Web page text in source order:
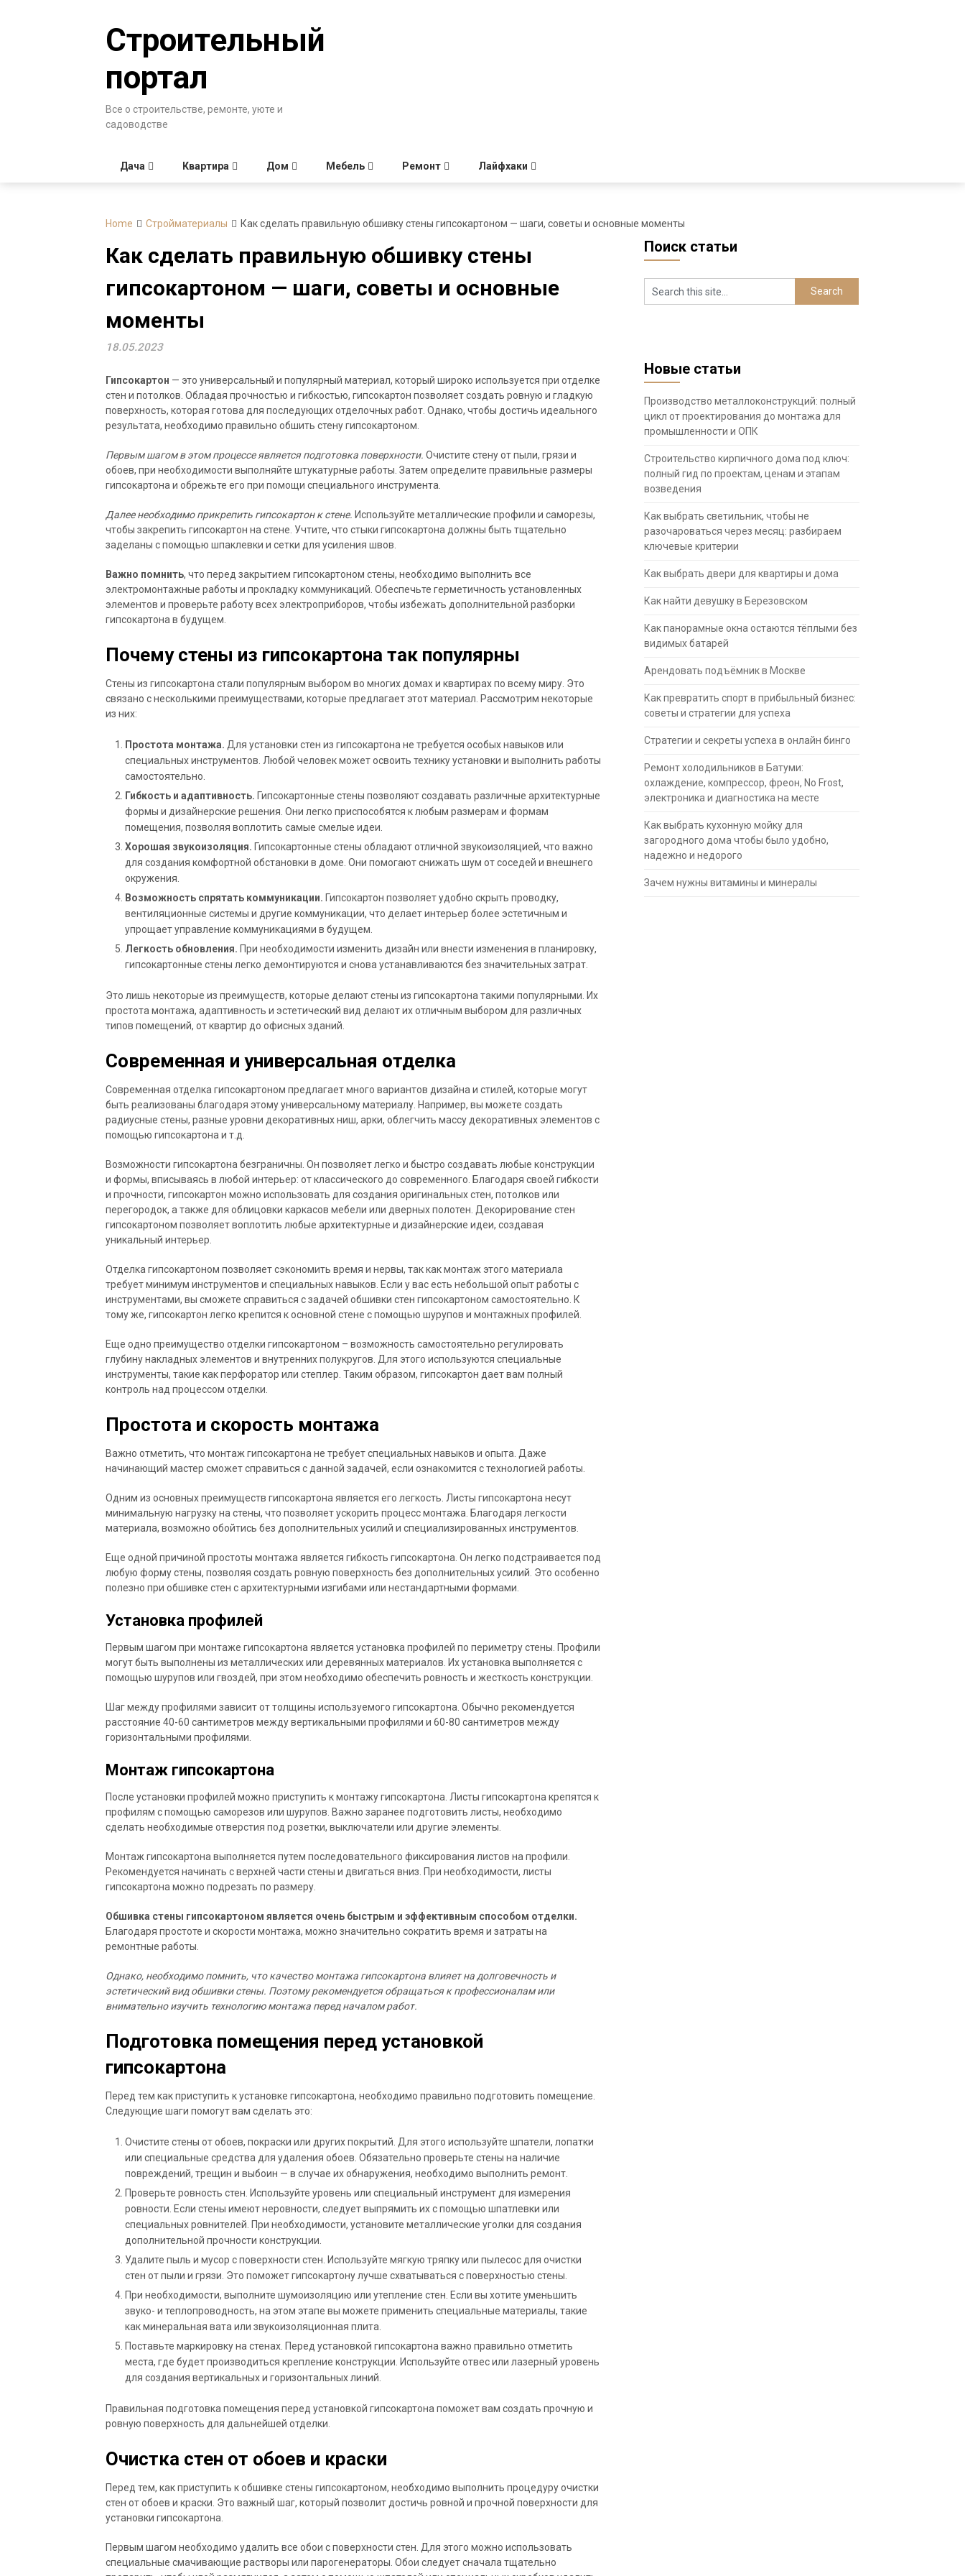
Строительный
портал
Все о строительстве, ремонте, уюте и
садоводстве
Дача Квартира Дом Мебель Ремонт Лайфхаки
Home Стройматериалы Как сделать правильную обшивку стены гипсокартоном — шаги, советы и основные моменты
Как сделать правильную обшивку стены
гипсокартоном — шаги, советы и основные
моменты
18.05.2023
Гипсокартон — это универсальный и популярный материал, который широко используется при отделке
стен и потолков. Обладая прочностью и гибкостью, гипсокартон позволяет создать ровную и гладкую
поверхность, которая готова для последующих отделочных работ. Однако, чтобы достичь идеального
результата, необходимо правильно обшить стену гипсокартоном.
Первым шагом в этом процессе является подготовка поверхности. Очистите стену от пыли, грязи и
обоев, при необходимости выполняйте штукатурные работы. Затем определите правильные размеры
гипсокартона и обрежьте его при помощи специального инструмента.
Далее необходимо прикрепить гипсокартон к стене. Используйте металлические профили и саморезы,
чтобы закрепить гипсокартон на стене. Учтите, что стыки гипсокартона должны быть тщательно
заделаны с помощью шпаклевки и сетки для усиления швов.
Важно помнить, что перед закрытием гипсокартоном стены, необходимо выполнить все
электромонтажные работы и прокладку коммуникаций. Обеспечьте герметичность установленных
элементов и проверьте работу всех электроприборов, чтобы избежать дополнительной разборки
гипсокартона в будущем.
Почему стены из гипсокартона так популярны
Стены из гипсокартона стали популярным выбором во многих домах и квартирах по всему миру. Это
связано с несколькими преимуществами, которые предлагает этот материал. Рассмотрим некоторые
из них:
Простота монтажа. Для установки стен из гипсокартона не требуется особых навыков или
специальных инструментов. Любой человек может освоить технику установки и выполнить работы
самостоятельно.
Гибкость и адаптивность. Гипсокартонные стены позволяют создавать различные архитектурные
формы и дизайнерские решения. Они легко приспособятся к любым размерам и формам
помещения, позволяя воплотить самые смелые идеи.
Хорошая звукоизоляция. Гипсокартонные стены обладают отличной звукоизоляцией, что важно
для создания комфортной обстановки в доме. Они помогают снижать шум от соседей и внешнего
окружения.
Возможность спрятать коммуникации. Гипсокартон позволяет удобно скрыть проводку,
вентиляционные системы и другие коммуникации, что делает интерьер более эстетичным и
упрощает управление коммуникациями в будущем.
Легкость обновления. При необходимости изменить дизайн или внести изменения в планировку,
гипсокартонные стены легко демонтируются и снова устанавливаются без значительных затрат.
Это лишь некоторые из преимуществ, которые делают стены из гипсокартона такими популярными. Их
простота монтажа, адаптивность и эстетический вид делают их отличным выбором для различных
типов помещений, от квартир до офисных зданий.
Современная и универсальная отделка
Современная отделка гипсокартоном предлагает много вариантов дизайна и стилей, которые могут
быть реализованы благодаря этому универсальному материалу. Например, вы можете создать
радиусные стены, разные уровни декоративных ниш, арки, облегчить массу декоративных элементов с
помощью гипсокартона и т.д.
Возможности гипсокартона безграничны. Он позволяет легко и быстро создавать любые конструкции
и формы, вписываясь в любой интерьер: от классического до современного. Благодаря своей гибкости
и прочности, гипсокартон можно использовать для создания оригинальных стен, потолков или
перегородок, а также для облицовки каркасов мебели или дверных полотен. Декорирование стен
гипсокартоном позволяет воплотить любые архитектурные и дизайнерские идеи, создавая
уникальный интерьер.
Отделка гипсокартоном позволяет сэкономить время и нервы, так как монтаж этого материала
требует минимум инструментов и специальных навыков. Если у вас есть небольшой опыт работы с
инструментами, вы сможете справиться с задачей обшивки стен гипсокартоном самостоятельно. К
тому же, гипсокартон легко крепится к основной стене с помощью шурупов и монтажных профилей.
Еще одно преимущество отделки гипсокартоном – возможность самостоятельно регулировать
глубину накладных элементов и внутренних полукругов. Для этого используются специальные
инструменты, такие как перфоратор или степлер. Таким образом, гипсокартон дает вам полный
контроль над процессом отделки.
Простота и скорость монтажа
Важно отметить, что монтаж гипсокартона не требует специальных навыков и опыта. Даже
начинающий мастер сможет справиться с данной задачей, если ознакомится с технологией работы.
Одним из основных преимуществ гипсокартона является его легкость. Листы гипсокартона несут
минимальную нагрузку на стены, что позволяет ускорить процесс монтажа. Благодаря легкости
материала, возможно обойтись без дополнительных усилий и специализированных инструментов.
Еще одной причиной простоты монтажа является гибкость гипсокартона. Он легко подстраивается под
любую форму стены, позволяя создать ровную поверхность без дополнительных усилий. Это особенно
полезно при обшивке стен с архитектурными изгибами или нестандартными формами.
Установка профилей
Первым шагом при монтаже гипсокартона является установка профилей по периметру стены. Профили
могут быть выполнены из металлических или деревянных материалов. Их установка выполняется с
помощью шурупов или гвоздей, при этом необходимо обеспечить ровность и жесткость конструкции.
Шаг между профилями зависит от толщины используемого гипсокартона. Обычно рекомендуется
расстояние 40-60 сантиметров между вертикальными профилями и 60-80 сантиметров между
горизонтальными профилями.
Монтаж гипсокартона
После установки профилей можно приступить к монтажу гипсокартона. Листы гипсокартона крепятся к
профилям с помощью саморезов или шурупов. Важно заранее подготовить листы, необходимо
сделать необходимые отверстия под розетки, выключатели или другие элементы.
Монтаж гипсокартона выполняется путем последовательного фиксирования листов на профили.
Рекомендуется начинать с верхней части стены и двигаться вниз. При необходимости, листы
гипсокартона можно подрезать по размеру.
Обшивка стены гипсокартоном является очень быстрым и эффективным способом отделки.
Благодаря простоте и скорости монтажа, можно значительно сократить время и затраты на
ремонтные работы.
Однако, необходимо помнить, что качество монтажа гипсокартона влияет на долговечность и
эстетический вид обшивки стены. Поэтому рекомендуется обращаться к профессионалам или
внимательно изучить технологию монтажа перед началом работ.
Подготовка помещения перед установкой
гипсокартона
Перед тем как приступить к установке гипсокартона, необходимо правильно подготовить помещение.
Следующие шаги помогут вам сделать это:
Очистите стены от обоев, покраски или других покрытий. Для этого используйте шпатели, лопатки
или специальные средства для удаления обоев. Обязательно проверьте стены на наличие
повреждений, трещин и выбоин — в случае их обнаружения, необходимо выполнить ремонт.
Проверьте ровность стен. Используйте уровень или специальный инструмент для измерения
ровности. Если стены имеют неровности, следует выпрямить их с помощью шпатлевки или
специальных ровнителей. При необходимости, установите металлические уголки для создания
дополнительной прочности конструкции.
Удалите пыль и мусор с поверхности стен. Используйте мягкую тряпку или пылесос для очистки
стен от пыли и грязи. Это поможет гипсокартону лучше схватываться с поверхностью стены.
При необходимости, выполните шумоизоляцию или утепление стен. Если вы хотите уменьшить
звуко- и теплопроводность, на этом этапе вы можете применить специальные материалы, такие
как минеральная вата или звукоизоляционная плита.
Поставьте маркировку на стенах. Перед установкой гипсокартона важно правильно отметить
места, где будет производиться крепление конструкции. Используйте отвес или лазерный уровень
для создания вертикальных и горизонтальных линий.
Правильная подготовка помещения перед установкой гипсокартона поможет вам создать прочную и
ровную поверхность для дальнейшей отделки.
Очистка стен от обоев и краски
Перед тем, как приступить к обшивке стены гипсокартоном, необходимо выполнить процедуру очистки
стен от обоев и краски. Это важный шаг, который позволит достичь ровной и прочной поверхности для
установки гипсокартона.
Первым шагом необходимо удалить все обои с поверхности стен. Для этого можно использовать
специальные смачивающие растворы или парогенераторы. Обои следует сначала тщательно
Поиск статьи
Новые статьи
Производство металлоконструкций: полный
цикл от проектирования до монтажа для
промышленности и ОПК
Строительство кирпичного дома под ключ:
полный гид по проектам, ценам и этапам
возведения
Как выбрать светильник, чтобы не
разочароваться через месяц: разбираем
ключевые критерии
Как выбрать двери для квартиры и дома
Как найти девушку в Березовском
Как панорамные окна остаются тёплыми без
видимых батарей
Арендовать подъёмник в Москве
Как превратить спорт в прибыльный бизнес:
советы и стратегии для успеха
Стратегии и секреты успеха в онлайн бинго
Ремонт холодильников в Батуми:
охлаждение, компрессор, фреон, No Frost,
электроника и диагностика на месте
Как выбрать кухонную мойку для
загородного дома чтобы было удобно,
надежно и недорого
Зачем нужны витамины и минералы